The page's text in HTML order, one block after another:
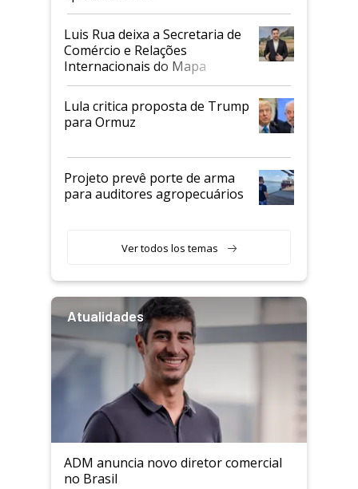
Luis Rua deixa a Secretaria de
Comércio e Relações
Internacionais do Mapa
Lula critica proposta de Trump
para Ormuz
Projeto prevê porte de arma
para auditores agropecuários
Ver todos los temas
Atualidades
ADM anuncia novo diretor comercial
no Brasil